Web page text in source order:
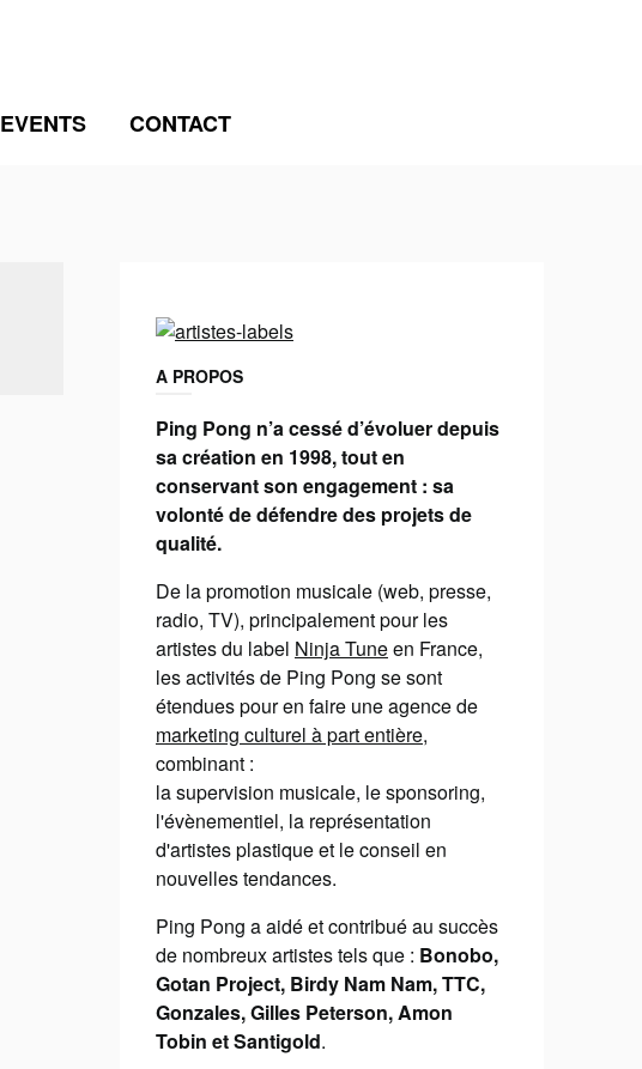
EVENTS CONTACT
A PROPOS
Ping Pong n’a cessé d’évoluer depuis
sa création en 1998, tout en
conservant son engagement : sa
volonté de défendre des projets de
qualité.
De la promotion musicale (web, presse,
radio, TV), principalement pour les
artistes du label Ninja Tuneen France,
les activités de Ping Pong se sont
étendues pour en faire une agence de
marketing culturel à part entière,
combinant :
la supervision musicale, le sponsoring,
l'évènementiel, la représentation
d'artistes plastique et le conseil en
nouvelles tendances.
Ping Pong a aidé et contribué au succès
de nombreux artistes tels que : Bonobo,
Gotan Project, Birdy Nam Nam, TTC,
Gonzales, Gilles Peterson, Amon
Tobin et Santigold.